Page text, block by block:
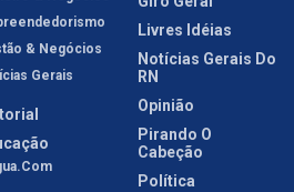
& Negócios
Gerais
Livres Idéias
Notícias Gerais Do
RN
Opinião
Pirando O
Cabeção
Política